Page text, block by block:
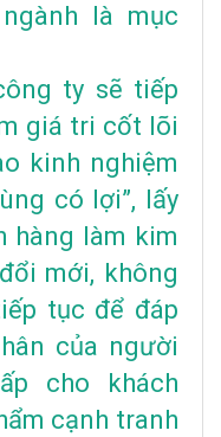
là mục
ty sẽ tiếp
giá tri cốt lõi
kinh nghiệm
có lợi”, lấy
hàng làm kim
mới, không
tục để đáp
của người
cho khách
cạnh tranh